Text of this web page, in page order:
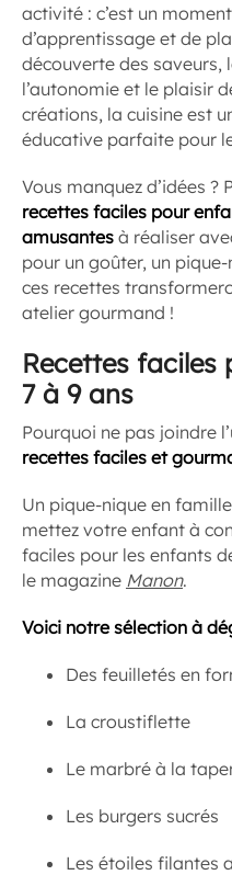
activité : c’est un
d’apprentissage et de
découverte des saveurs,
l’autonomie et le plaisir
créations, la cuisine est
éducative parfaite pour
Vous manquez d’idées ?
recettes faciles pour
amusantes à réaliser
pour un goûter, un
ces recettes
atelier gourmand !
Recettes faciles
7 à 9 ans
Pourquoi ne pas joindre
recettes faciles et
Un pique-nique en
mettez votre enfant à
faciles pour les enfants
le magazine Manon.
Voici notre sélection à
Des feuilletés en
La croustiflette
Le marbré à la
Les burgers sucrés
Les étoiles filantes